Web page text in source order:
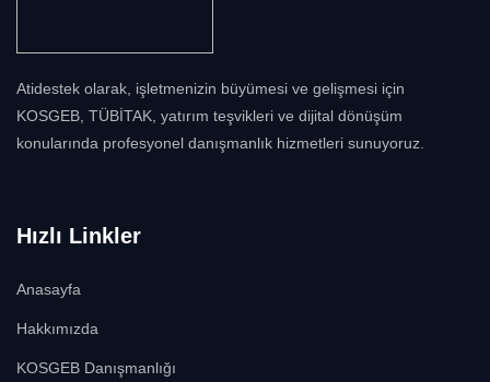
Atidestek olarak, işletmenizin büyümesi ve gelişmesi için
KOSGEB, TÜBİTAK, yatırım teşvikleri ve dijital dönüşüm
konularında profesyonel danışmanlık hizmetleri sunuyoruz.
Hızlı Linkler
Anasayfa
Hakkımızda
KOSGEB Danışmanlığı